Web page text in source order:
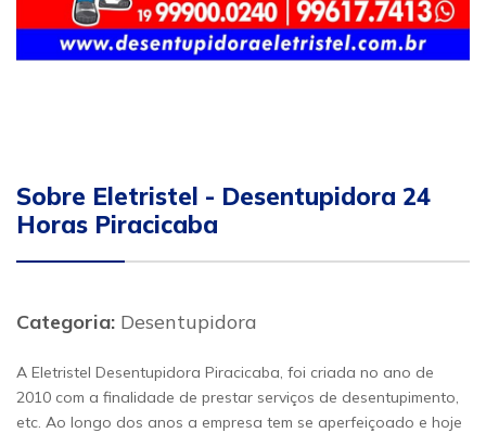
Sobre Eletristel - Desentupidora 24
Horas Piracicaba
Categoria: Desentupidora
A Eletristel Desentupidora Piracicaba, foi criada no ano de
2010 com a finalidade de prestar serviços de desentupimento,
etc. Ao longo dos anos a empresa tem se aperfeiçoado e hoje